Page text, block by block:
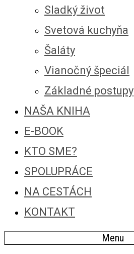
Sladký život
Svetová kuchyňa
Šaláty
Vianočný špeciál
Základné postupy
NAŠA KNIHA
E-BOOK
KTO SME?
SPOLUPRÁCE
NA CESTÁCH
KONTAKT
Menu